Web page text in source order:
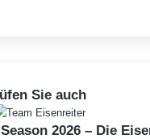
Sie auch
2026 – Die